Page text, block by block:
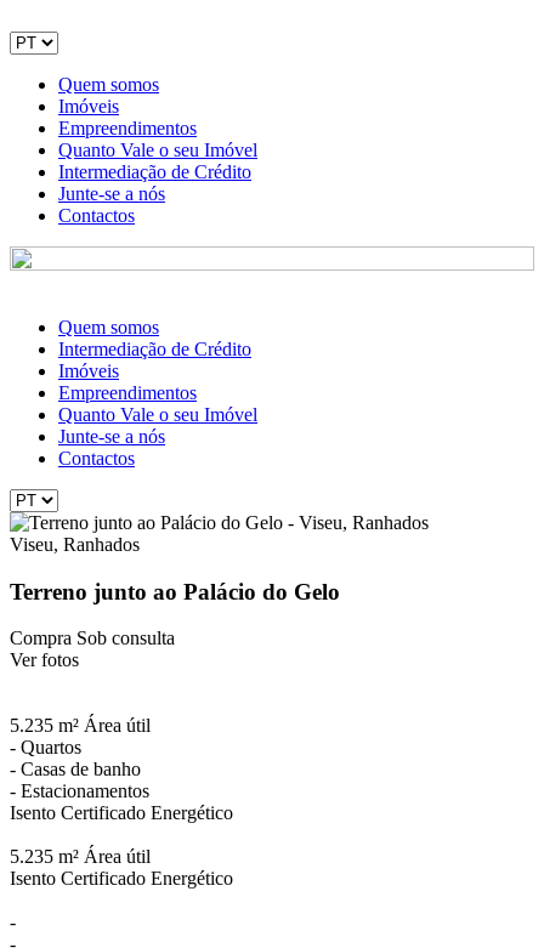
Quem somos
Imóveis
Empreendimentos
Quanto Vale o seu Imóvel
Intermediação de Crédito
Junte-se a nós
Contactos
Quem somos
Intermediação de Crédito
Imóveis
Empreendimentos
Quanto Vale o seu Imóvel
Junte-se a nós
Contactos
Viseu, Ranhados
Terreno junto ao Palácio do Gelo
Compra Sob consulta
Ver fotos
5.235 m² Área útil
- Quartos
- Casas de banho
- Estacionamentos
Isento Certificado Energético
5.235 m² Área útil
Isento Certificado Energético
-